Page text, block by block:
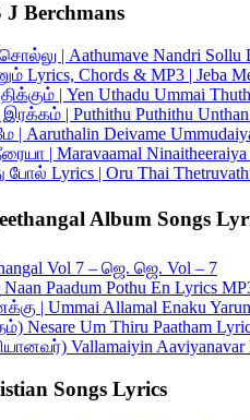
J Berchmans
| Aathumave Nandri Sollu
Lyrics, Chords & MP3 | Jeba
| Yen Uthadu Ummai
இரக்கம் | Puthithu Puthithu
Aaruthalin Deivame
| Maravaamal Ninaitheeraiya
போல் Lyrics | Oru Thai
Album Songs
Vol 7 – ஜெ. ஜெ. Vol – 7
Paadum Pothu En Lyrics
| Ummai Allamal Enaku
Nesare Um Thiru Paatham
Vallamaiyin Aaviyanavar
Songs Lyrics